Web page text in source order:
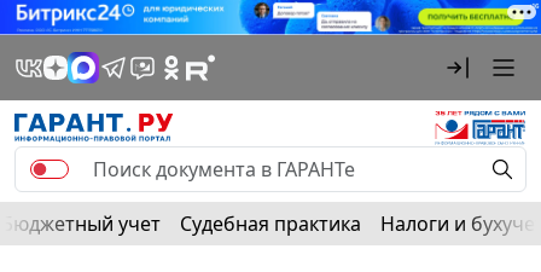
Бюджетный учет Судебная практика Налоги и